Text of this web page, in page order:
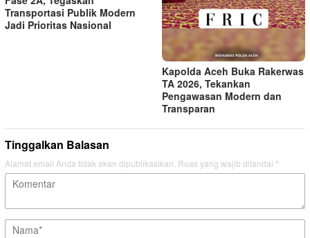
Transportasi Publik Modern
Jadi Prioritas Nasional
Kapolda Aceh Buka Rakerwas
TA 2026, Tekankan
Pengawasan Modern dan
Transparan
Tinggalkan Balasan
Alamat email Anda tidak akan dipublikasikan. Ruas yang wajib ditandai *